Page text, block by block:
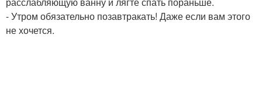
- Утром обязательно позавтракать! Даже если вам этого
не хочется.